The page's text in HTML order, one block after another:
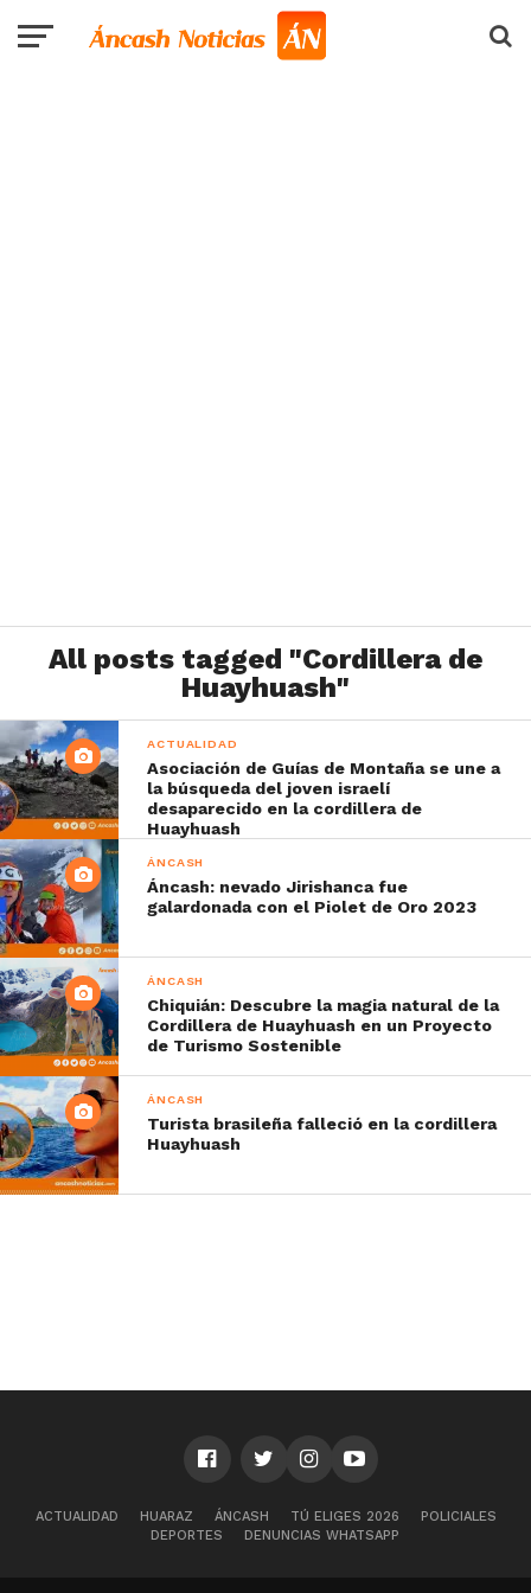
All posts tagged "Cordillera de
Huayhuash"
ACTUALIDAD
Asociación de Guías de Montaña se une a
la búsqueda del joven israelí
desaparecido en la cordillera de
Huayhuash
ÁNCASH
Áncash: nevado Jirishanca fue
galardonada con el Piolet de Oro 2023
ÁNCASH
Chiquián: Descubre la magia natural de la
Cordillera de Huayhuash en un Proyecto
de Turismo Sostenible
ÁNCASH
Turista brasileña falleció en la cordillera
Huayhuash
ACTUALIDAD HUARAZ ÁNCASH TÚ ELIGES 2026
POLICIALES
DEPORTES
DENUNCIAS WHATSAPP